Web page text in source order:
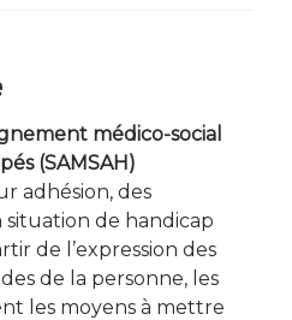
médico-social
(SAMSAH)
adhésion, des
de handicap
de l’expression des
de la personne, les
les moyens à mettre